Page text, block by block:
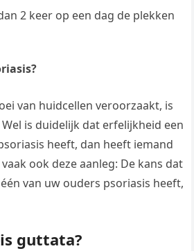
2 keer op een dag de plekken
van huidcellen veroorzaakt, is
is duidelijk dat erfelijkheid een
heeft, dan heeft iemand
ook deze aanleg: De kans dat
van uw ouders psoriasis heeft,
guttata?